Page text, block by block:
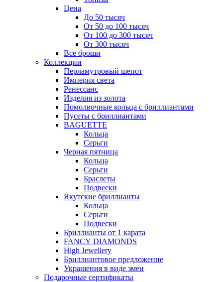
Цена
До 50 тысяч
От 50 до 100 тысяч
От 100 до 300 тысяч
От 300 тысяч
Все броши
Коллекции
Перламутровый шепот
Империя света
Ренессанс
Изделия из золота
Помолвочные кольца с бриллиантами
Пусеты с бриллиантами
BAGUETTE
Кольца
Серьги
Черная пятница
Кольца
Серьги
Браслеты
Подвески
Якутские бриллианты
Кольца
Серьги
Подвески
Бриллианты от 1 карата
FANCY DIAMONDS
High Jewellery
Бриллиантовое предложение
Украшения в виде змеи
Подарочные сертификаты